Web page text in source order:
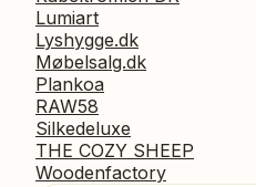
Lumiart
Lyshygge.dk
Møbelsalg.dk
Plankoa
RAW58
Silkedeluxe
THE COZY SHEEP
Woodenfactory